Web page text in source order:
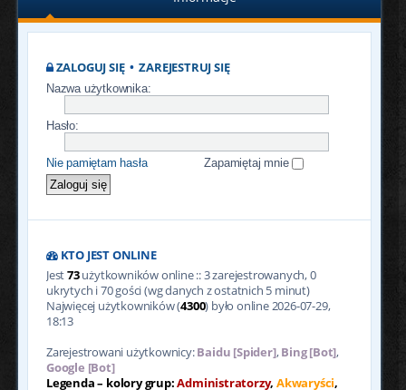
ZALOGUJ SIĘ•ZAREJESTRUJ SIĘ
Nazwa użytkownika:
Hasło:
Nie pamiętam hasła Zapamiętaj mnie
KTO JEST ONLINE
Jest73użytkowników online :: 3 zarejestrowanych, 0
ukrytych i 70 gości (wg danych z ostatnich 5 minut)
Najwięcej użytkowników (4300) było online 2026-07-29,
18:13
Zarejestrowani użytkownicy:Baidu [Spider],Bing [Bot],
Google [Bot]
Legenda – kolory grup:Administratorzy,Akwaryści,